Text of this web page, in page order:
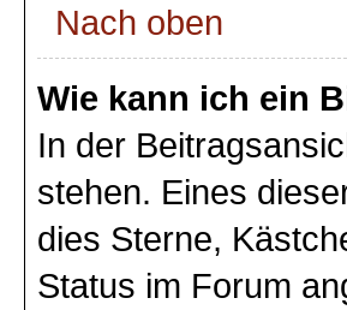
Nach oben
Wie kann ich ein
In der
stehen. Eines
dies Sterne,
Status im Forum